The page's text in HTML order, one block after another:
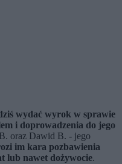
wydać wyrok w sprawie
i doprowadzenia do jego
oraz Dawid B. - jego
im kara pozbawienia
lub nawet dożywocie.